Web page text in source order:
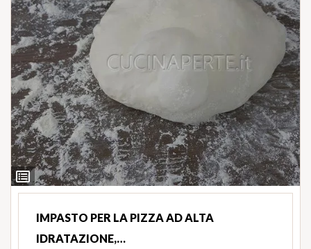
Ingredienti
IMPASTO PER LA PIZZA AD ALTA
IDRATAZIONE,…